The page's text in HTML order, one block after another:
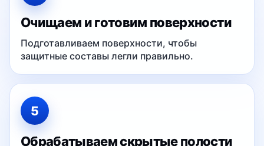
Очищаем и готовим поверхности
Подготавливаем поверхности, чтобы
защитные составы легли правильно.
5
Обрабатываем скрытые полости